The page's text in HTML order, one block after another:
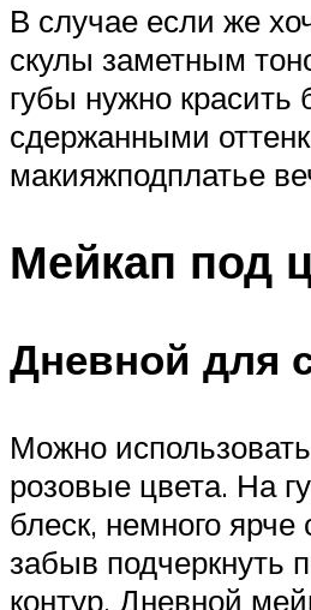
В случае если же
скулы заметным
губы нужно красить
сдержанными
макияжподплатье
Мейкап под
Дневной для
Можно
розовые цвета. На
блеск, немного ярче
забыв подчеркнуть
контур. Дневной